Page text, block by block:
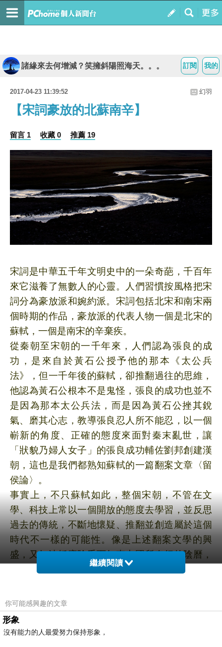
我的
訂閱
諸緣來去何增減？笑擁斜陽照海天。。。
2017-04-23 11:39:52 幻羽
【宋詞豪放的北蘇南辛】
留言 1 收藏 0 推薦 19
宋詞是中華五千年文明史中的一朵奇葩，千百年
來它滋養了無數人的心靈。人們習慣按風格把宋
詞分為豪放派和婉約派。宋詞包括北宋和南宋兩
個時期的作品，豪放派的代表人物一個是北宋的
蘇軾，一個是南宋的辛棄疾。
從秦朝至宋朝的一千年來，人們認為張良的成
功，是來自於黃石公授予他的那本《太公兵
法》，但一千年後的蘇軾，卻推翻過往的思維，
他認為黃石公根本不是鬼怪，張良的成功也並不
是因為那本太公兵法，而是因為黃石公挫其銳
氣、磨其心志，教導張良忍人所不能忍，以一個
嶄新的角度、正確的態度來面對秦末亂世，讓
「狀貌乃婦人女子」的張良成功輔佐劉邦創建漢
朝，這也是我們都熟知蘇軾的一篇翻案文章〈留
侯論〉。
事實上，不只蘇軾如此，整個宋朝，不管在文
學、科技上常以一個開放的態度去學習，並反思
過去的傳統，不斷地懷疑、推翻並創造屬於這個
時代不一樣的可能性。像是上述翻案文學的興
盛，又如沈括廢除千百年來中國所奉行的陰曆，
懷疑陰曆對農事的準確性，並著手創立十二氣
開放的思考模式，才是宋朝文明真正會強盛的原
因。
蘇軾和辛棄疾的生命時間沒有重疊，他倆沒有在
繼續閱讀
你可能感興趣的文章
形象
沒有能力的人最愛努力保持形象，